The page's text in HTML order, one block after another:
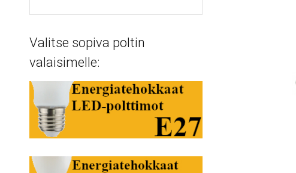
Valitse sopiva poltin
valaisimelle: